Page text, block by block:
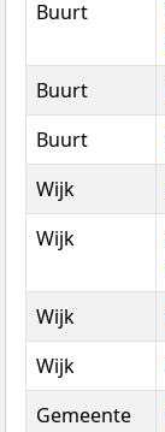
Buurt
Buurt
Buurt
Wijk
Wijk
Wijk
Wijk
Gemeente